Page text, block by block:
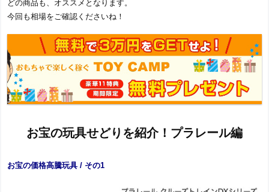
どの商品も、オススメとなります。
今回も相場をご確認くださいね！
お宝の玩具せどりを紹介！プラレール編
お宝の価格高騰玩具 / その1